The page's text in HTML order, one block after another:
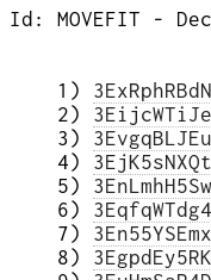
Id: MOVEFIT -
    1)
    2)
    3)
    4)
    5)
    6)
    7)
    8)